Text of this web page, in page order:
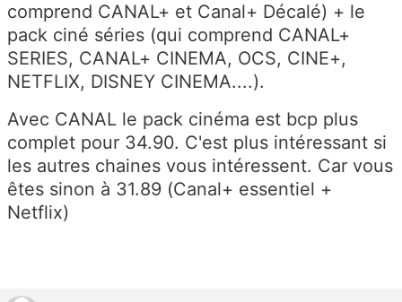
comprend CANAL+ et Canal+ Décalé) + le
pack ciné séries (qui comprend CANAL+
SERIES, CANAL+ CINEMA, OCS, CINE+,
NETFLIX, DISNEY CINEMA....).
Avec CANAL le pack cinéma est bcp plus
complet pour 34.90. C'est plus intéressant si
les autres chaines vous intéressent. Car vous
êtes sinon à 31.89 (Canal+ essentiel +
Netflix)